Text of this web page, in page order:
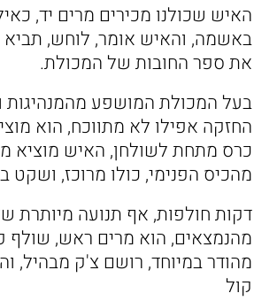
האיש שכולנו מכירים מרים יד,
באשמה, והאיש אומר, לוחש,
את ספר החובות של המכולת.
בעל המכולת המושפע מהמנהיגות
החזקה אפילו לא מתווכח, הוא
כרס מתחת לשולחן, האיש מוציא
מהכיס הפנימי, כולו מרוכז, ושקט
דקות חולפות, אף תנועה מיותרת
מהנמצאים, הוא מרים ראש, שולף
מהודר במיוחד, רושם צ'ק מבהיל,
קול